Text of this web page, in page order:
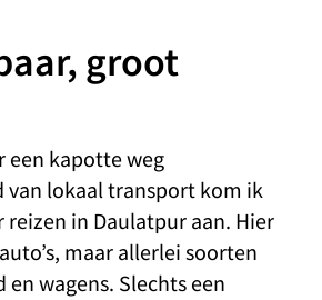
groot
een kapotte weg
van lokaal transport kom ik
reizen in Daulatpur aan. Hier
maar allerlei soorten
en wagens. Slechts een